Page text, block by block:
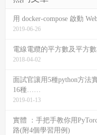
用 docker-compose 啟動
2019-06-26
電線電纜的平方數及平方
2018-04-02
面試官讓用5種python方法
16種……
2019-01-13
實體 ：手把手教你用
路(附4個學習用例)